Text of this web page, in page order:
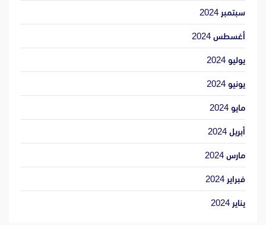
سبتمبر 2024
أغسطس 2024
يوليو 2024
يونيو 2024
مايو 2024
أبريل 2024
مارس 2024
فبراير 2024
يناير 2024